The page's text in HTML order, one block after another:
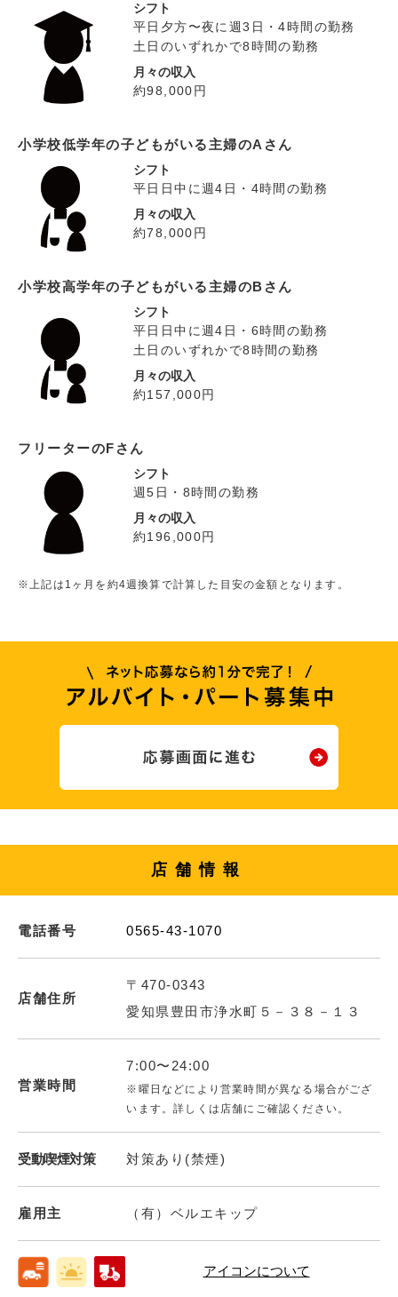
シフト
平日夕方〜夜に週3日・4時間の勤務
土日のいずれかで8時間の勤務
月々の収入
約98,000円
小学校低学年の子どもがいる主婦のAさん
シフト
平日日中に週4日・4時間の勤務
月々の収入
約78,000円
小学校高学年の子どもがいる主婦のBさん
シフト
平日日中に週4日・6時間の勤務
土日のいずれかで8時間の勤務
月々の収入
約157,000円
フリーターのFさん
シフト
週5日・8時間の勤務
月々の収入
約196,000円
※上記は1ヶ月を約4週換算で計算した目安の金額となります。
店舗情報
電話番号 0565-43-1070
店舗住所
〒470-0343
愛知県豊田市浄水町５－３８－１３
営業時間
7:00〜24:00
※曜日などにより営業時間が異なる場合がござ
います。詳しくは店舗にご確認ください。
受動喫煙対策 対策あり(禁煙)
雇用主 （有）ベルエキップ
アイコンについて